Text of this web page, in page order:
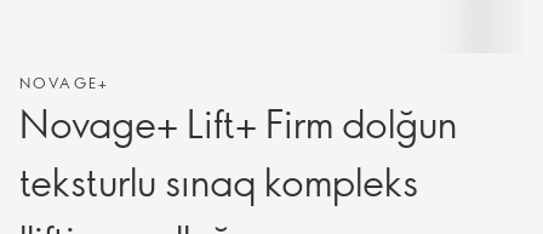
NOVAGE+
Novage+ Lift+ Firm dolğun
teksturlu sınaq kompleks